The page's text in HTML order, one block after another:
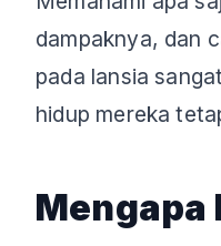
dampaknya, dan
pada lansia
hidup mereka
Mengapa